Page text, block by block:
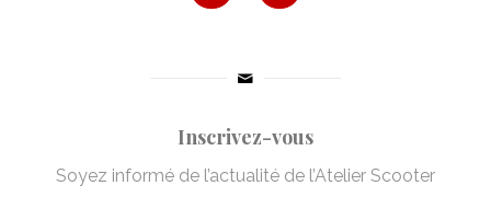
Inscrivez-vous
Soyez informé de l’actualité de l’Atelier Scooter